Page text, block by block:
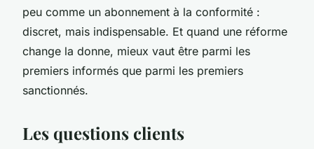
peu comme un abonnement à la conformité :
discret, mais indispensable. Et quand une réforme
change la donne, mieux vaut être parmi les
premiers informés que parmi les premiers
sanctionnés.
Les questions clients